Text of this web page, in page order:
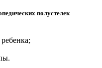
полустелек